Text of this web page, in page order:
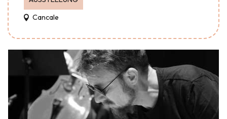
Cancale